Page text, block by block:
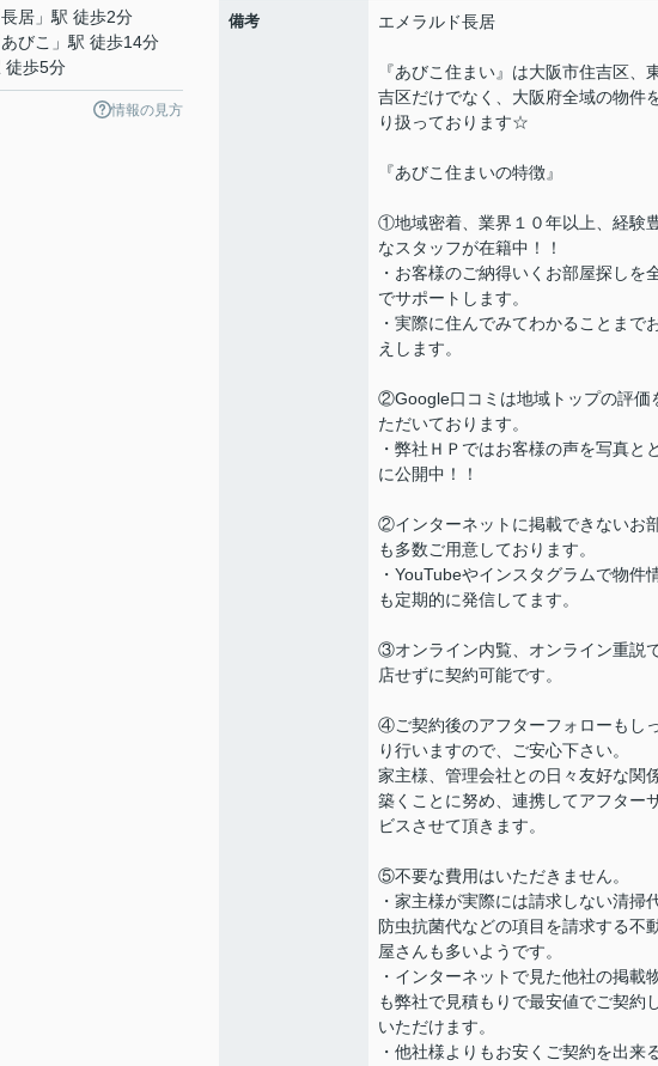
長居 」駅 徒歩2分
あびこ 」駅 徒歩14分
徒歩5分
情報の見方
備考 エメラルド長居
『あびこ住まい』は大阪市住吉区、
吉区だけでなく、大阪府全域の物件
り扱っております☆
『あびこ住まいの特徴』
①地域密着、業界１０年以上、経験
なスタッフが在籍中！！
・お客様のご納得いくお部屋探しを
でサポートします。
・実際に住んでみてわかることまで
えします。
②Google口コミは地域トップの評価
ただいております。
・弊社ＨＰではお客様の声を写真と
に公開中！！
②インターネットに掲載できないお
も多数ご用意しております。
・YouTubeやインスタグラムで物件
も定期的に発信してます。
③オンライン内覧、オンライン重説
店せずに契約可能です。
④ご契約後のアフターフォローもし
り行いますので、ご安心下さい。
家主様、管理会社との日々友好な関
築くことに努め、連携してアフター
ビスさせて頂きます。
⑤不要な費用はいただきません。
・家主様が実際には請求しない清掃
防虫抗菌代などの項目を請求する不
屋さんも多いようです。
・インターネットで見た他社の掲載
も弊社で見積もりで最安値でご契約
いただけます。
・他社様よりもお安くご契約を出来